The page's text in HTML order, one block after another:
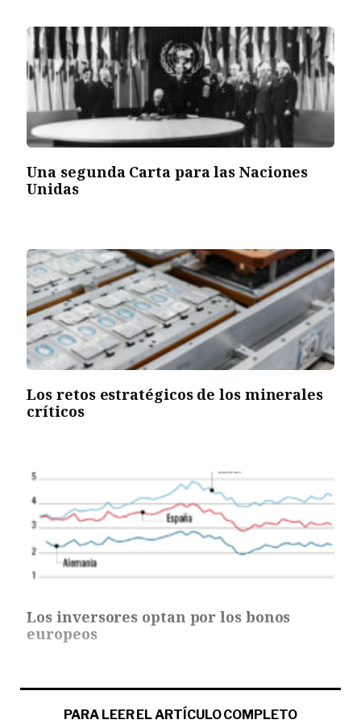
Una segunda Carta para las Naciones
Unidas
Los retos estratégicos de los minerales
críticos
Los inversores optan por los bonos
europeos
PARA LEER EL ARTÍCULO COMPLETO